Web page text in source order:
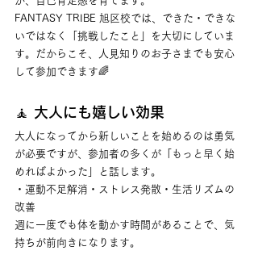
FANTASY TRIBE 旭区校では、できた・できな
いではなく「挑戦したこと」を大切にしていま
す。だからこそ、人見知りのお子さまでも安心
して参加できます🌈
🧘 大人にも嬉しい効果
大人になってから新しいことを始めるのは勇気
が必要ですが、参加者の多くが「もっと早く始
めればよかった」と話します。
・運動不足解消・ストレス発散・生活リズムの
改善
週に一度でも体を動かす時間があることで、気
持ちが前向きになります。